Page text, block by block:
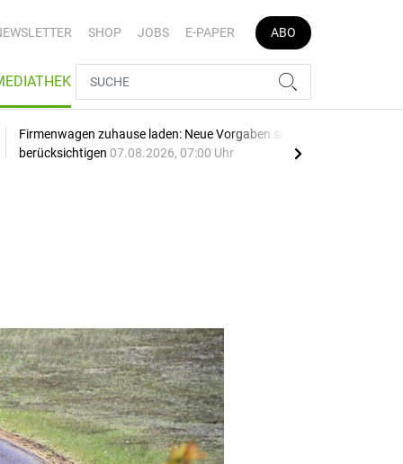
SHOP JOBS E-PAPER ABO
Firmenwagen zuhause laden: Neue Vorgaben sind zu
berücksichtigen 07.08.2026, 07:00 Uhr